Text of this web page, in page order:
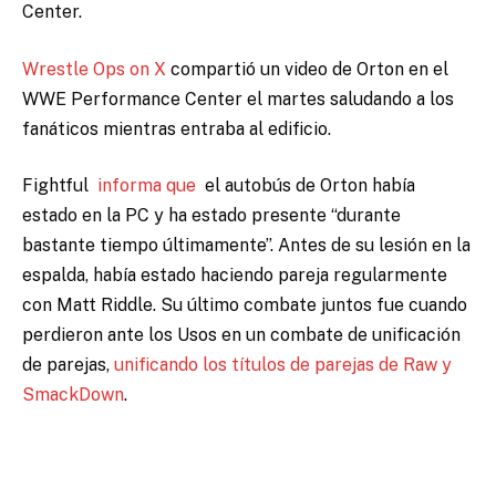
Center.
Wrestle Ops on X compartió un video de Orton en el
WWE Performance Center el martes saludando a los
fanáticos mientras entraba al edificio.
Fightful informa que el autobús de Orton había
estado en la PC y ha estado presente “durante
bastante tiempo últimamente”. Antes de su lesión en la
espalda, había estado haciendo pareja regularmente
con Matt Riddle. Su último combate juntos fue cuando
perdieron ante los Usos en un combate de unificación
de parejas, unificando los títulos de parejas de Raw y
SmackDown.